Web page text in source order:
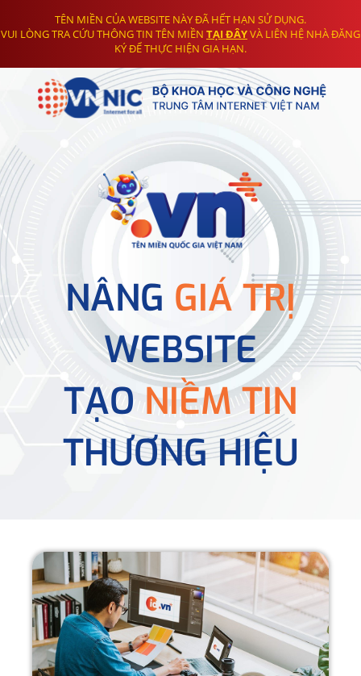
TÊN MIỀN CỦA WEBSITE NÀY ĐÃ HẾT HẠN SỬ DỤNG.
VUI LÒNG TRA CỨU THÔNG TIN TÊN MIỀN TẠI ĐÂYVÀ LIÊN HỆ NHÀ ĐĂNG
KÝ ĐỂ THỰC HIỆN GIA HẠN.
NÂNG GIÁ TRỊ
WEBSITE
TẠONIỀM TIN
THƯƠNG HIỆU